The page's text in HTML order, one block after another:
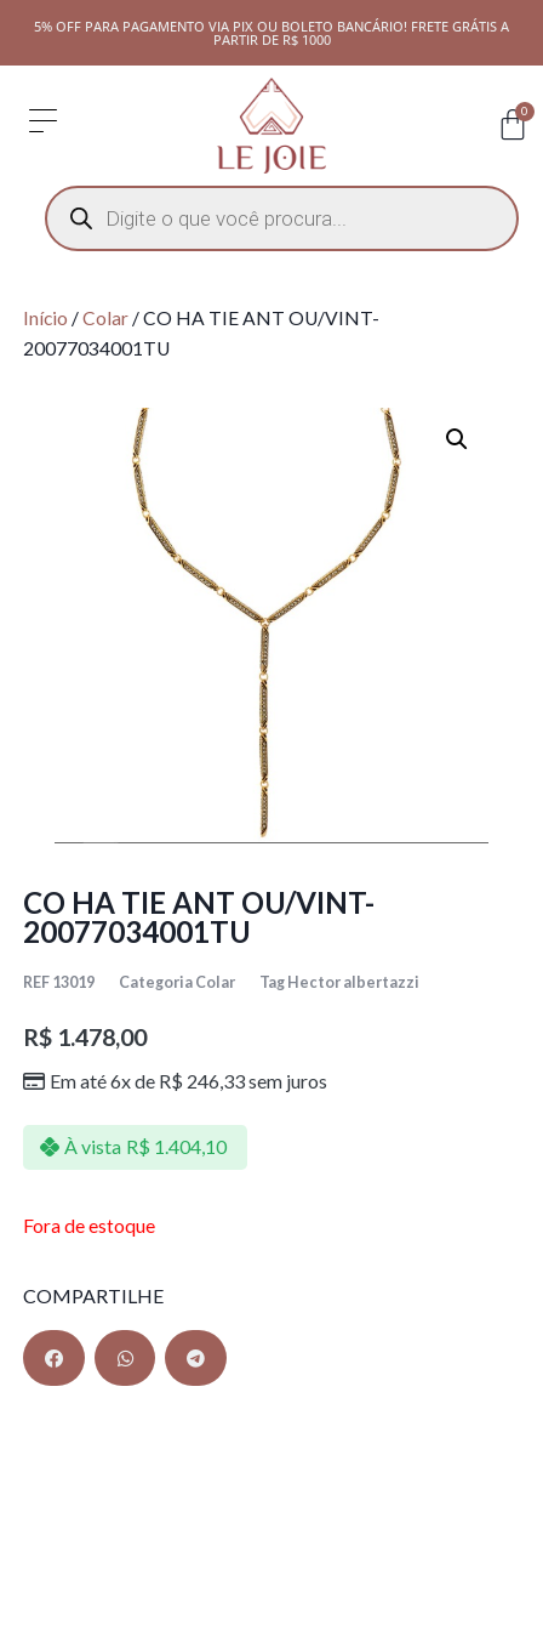
5% OFF PARA PAGAMENTO VIA PIX OU BOLETO BANCÁRIO! FRETE GRÁTIS A
PARTIR DE R$ 1000
0
Início /Colar/ CO HA TIE ANT OU/VINT-
20077034001TU
CO HA TIE ANT OU/VINT-
20077034001TU
REF 13019 Categoria Colar Tag Hector albertazzi
R$1.478,00
Em até 6x de R$ 246,33sem juros
À vista R$ 1.404,10
Fora de estoque
COMPARTILHE